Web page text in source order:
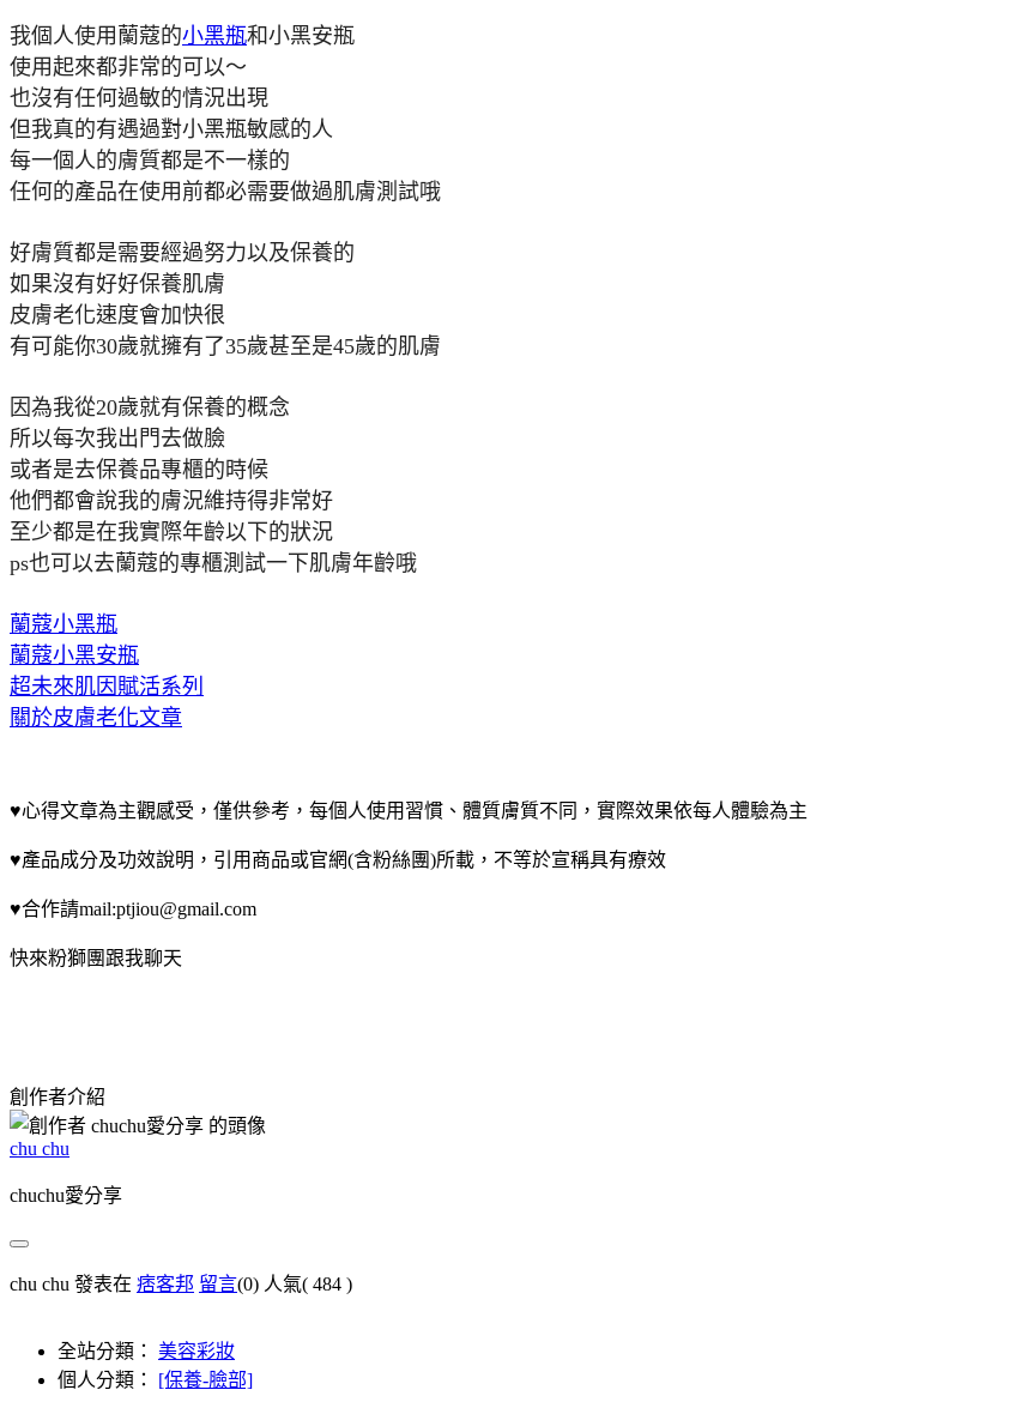
我個人使用蘭蔻的小黑瓶和小黑安瓶
使用起來都非常的可以～
也沒有任何過敏的情況出現
但我真的有遇過對小黑瓶敏感的人
每一個人的膚質都是不一樣的
任何的產品在使用前都必需要做過肌膚測試哦
好膚質都是需要經過努力以及保養的
如果沒有好好保養肌膚
皮膚老化速度會加快很
有可能你30歲就擁有了35歲甚至是45歲的肌膚
因為我從20歲就有保養的概念
所以每次我出門去做臉
或者是去保養品專櫃的時候
他們都會說我的膚況維持得非常好
至少都是在我實際年齡以下的狀況
ps也可以去蘭蔻的專櫃測試一下肌膚年齡哦
蘭蔻小黑瓶
蘭蔻小黑安瓶
超未來肌因賦活系列
關於皮膚老化文章
♥心得文章為主觀感受，僅供參考，每個人使用習慣、體質膚質不同，實際效果依每人體驗為主
♥產品成分及功效說明，引用商品或官網(含粉絲團)所載，不等於宣稱具有療效
♥合作請mail:ptjiou@gmail.com
快來粉獅團跟我聊天
創作者介紹
chu chu
chuchu愛分享
chu chu 發表在 痞客邦 留言(0) 人氣( 484 )
全站分類： 美容彩妝
個人分類： [保養-臉部]